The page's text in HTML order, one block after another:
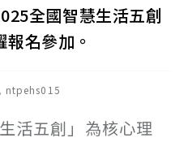
全國智慧生活五創
名參加。
ntpehs015
活五創」為核心理